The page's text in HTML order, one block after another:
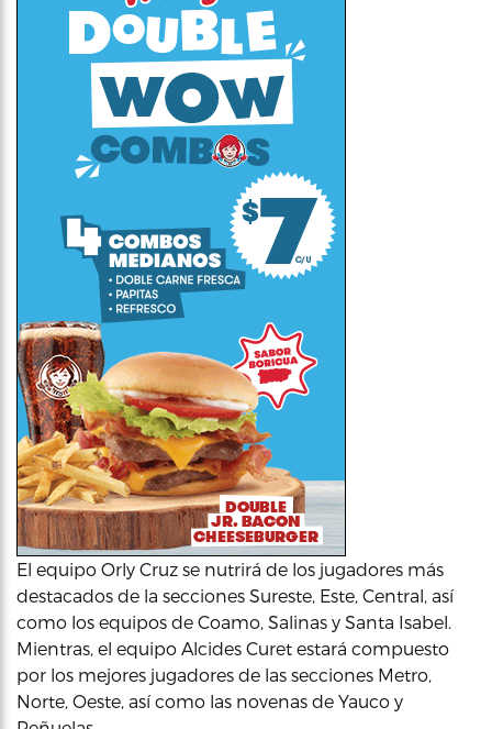
El equipo Orly Cruz se nutrirá de los jugadores más
destacados de la secciones Sureste, Este, Central, así
como los equipos de Coamo, Salinas y Santa Isabel.
Mientras, el equipo Alcides Curet estará compuesto
por los mejores jugadores de las secciones Metro,
Norte, Oeste, así como las novenas de Yauco y